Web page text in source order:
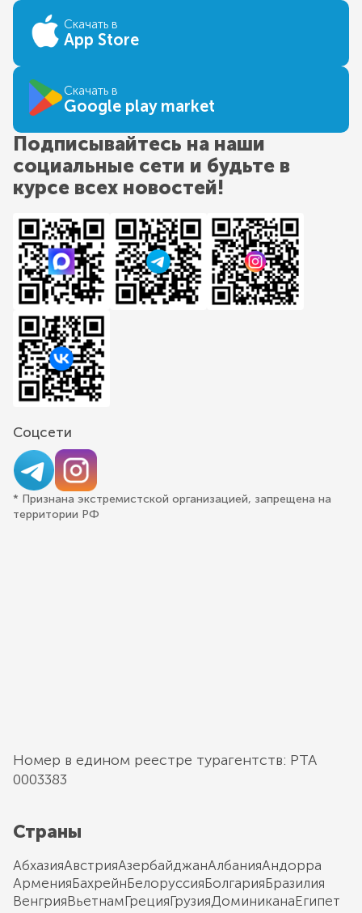
Скачать в
App Store
Скачать в
Google play market
Подписывайтесь на наши
социальные сети и будьте в
курсе всех новостей!
Соцсети
* Признана экстремистской организацией, запрещена на
территории РФ
Номер в едином реестре турагентств: РТА
0003383
Страны
АбхазияАвстрияАзербайджанАлбанияАндорра
АрменияБахрейнБелоруссияБолгарияБразилия
ВенгрияВьетнамГрецияГрузияДоминиканаЕгипет